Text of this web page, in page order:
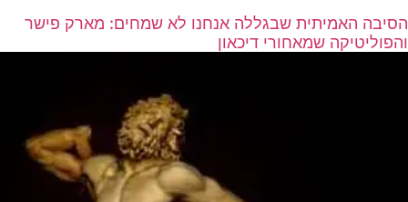
הסיבה האמיתית שבגללה אנחנו לא שמחים: מארק פישר
והפוליטיקה שמאחורי דיכאון